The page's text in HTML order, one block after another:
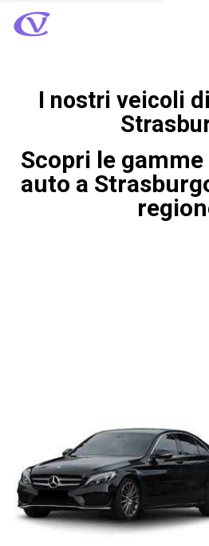
I nostri veicoli
Scopri le
auto a